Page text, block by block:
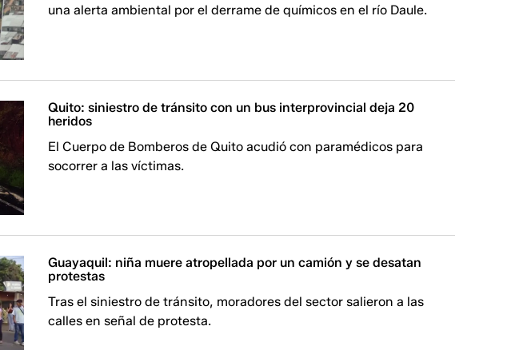
una alerta ambiental por el derrame de químicos en el río Daule.
Quito: siniestro de tránsito con un bus interprovincial deja 20
heridos
El Cuerpo de Bomberos de Quito acudió con paramédicos para
socorrer a las víctimas.
Guayaquil: niña muere atropellada por un camión y se desatan
protestas
Tras el siniestro de tránsito, moradores del sector salieron a las
calles en señal de protesta.